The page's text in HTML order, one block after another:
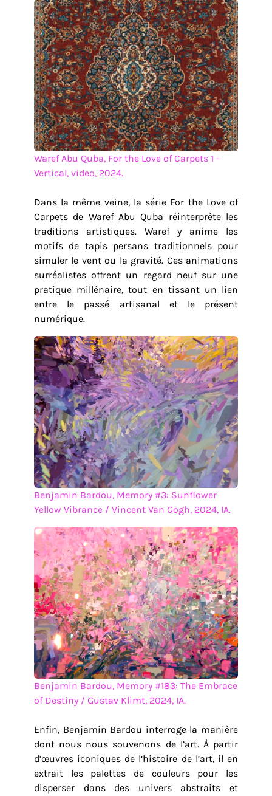
Waref Abu Quba, For the Love of Carpets 1 -
Vertical, video, 2024.
Dans la même veine, la série For the Love of
Carpets de Waref Abu Quba réinterprète les
traditions artistiques. Waref y anime les
motifs de tapis persans traditionnels pour
simuler le vent ou la gravité. Ces animations
surréalistes offrent un regard neuf sur une
pratique millénaire, tout en tissant un lien
entre le passé artisanal et le présent
numérique.
Benjamin Bardou, Memory #3: Sunflower
Yellow Vibrance / Vincent Van Gogh, 2024, IA.
Benjamin Bardou, Memory #183: The Embrace
of Destiny / Gustav Klimt, 2024, IA.
Enfin, Benjamin Bardou interroge la manière
dont nous nous souvenons de l’art. À partir
d’œuvres iconiques de l’histoire de l’art, il en
extrait les palettes de couleurs pour les
disperser dans des univers abstraits et